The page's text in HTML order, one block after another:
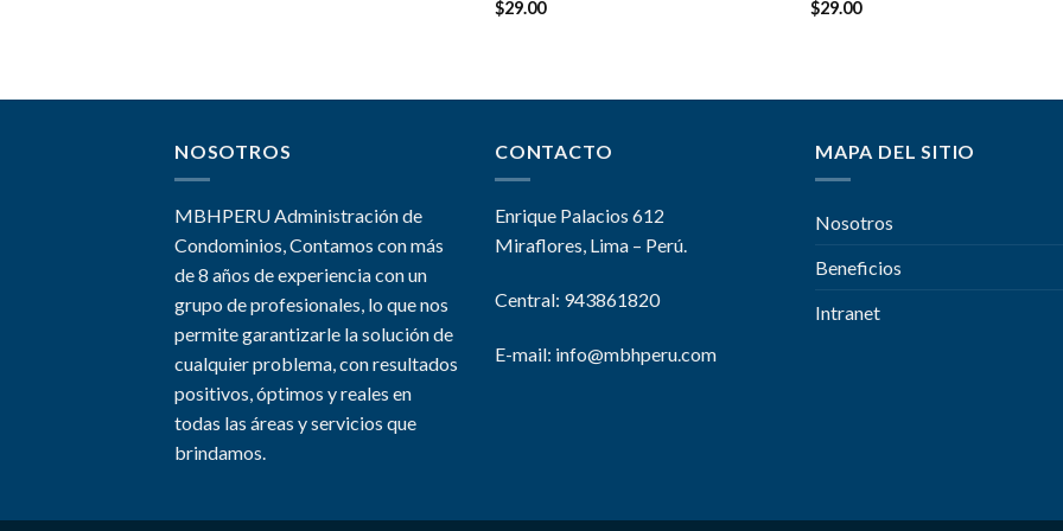
Valorado
$29.00
Valorado
$29.00
NOSOTROS
MBHPERU Administración de
Condominios, Contamos con más
de 8 años de experiencia con un
grupo de profesionales, lo que nos
permite garantizarle la solución de
cualquier problema, con resultados
positivos, óptimos y reales en
todas las áreas y servicios que
brindamos.
CONTACTO
Enrique Palacios 612
Miraflores, Lima – Perú.
Central: 943861820
E-mail: info@mbhperu.com
MAPA DEL SITIO
Nosotros
Beneficios
Intranet